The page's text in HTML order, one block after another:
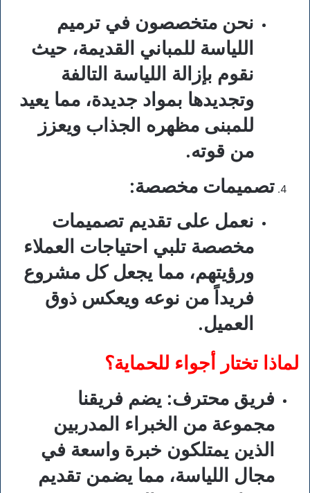
نحن متخصصون في ترميم
اللياسة للمباني القديمة، حيث
نقوم بإزالة اللياسة التالفة
وتجديدها بمواد جديدة، مما يعيد
للمبنى مظهره الجذاب ويعزز
من قوته.
تصميمات مخصصة:
نعمل على تقديم تصميمات
مخصصة تلبي احتياجات العملاء
ورؤيتهم، مما يجعل كل مشروع
فريداً من نوعه ويعكس ذوق
العميل.
لماذا تختار أجواء للحماية؟
فريق محترف: يضم فريقنا
مجموعة من الخبراء المدربين
الذين يمتلكون خبرة واسعة في
مجال اللياسة، مما يضمن تقديم